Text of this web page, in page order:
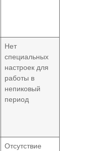
Нет
специальных
настроек для
работы в
непиковый
период
Отсутствие